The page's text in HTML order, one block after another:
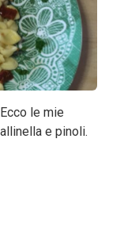
le mie
e pinoli.